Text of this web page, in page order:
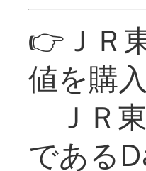
👉ＪＲ
値を購
ＪＲ
である